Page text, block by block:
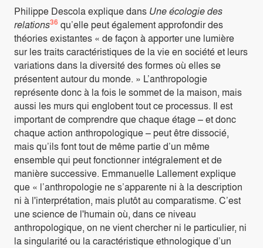
Philippe Descola explique dans Une écologie des
relations36 qu’elle peut également approfondir des
théories existantes « de façon à apporter une lumière
sur les traits caractéristiques de la vie en société et leurs
variations dans la diversité des formes où elles se
présentent autour du monde. » L’anthropologie
représente donc à la fois le sommet de la maison, mais
aussi les murs qui englobent tout ce processus. Il est
important de comprendre que chaque étage – et donc
chaque action anthropologique – peut être dissocié,
mais qu’ils font tout de même partie d’un même
ensemble qui peut fonctionner intégralement et de
manière successive. Emmanuelle Lallement explique
que « l’anthropologie ne s’apparente ni à la description
ni à l'interprétation, mais plutôt au comparatisme. C’est
une science de l'humain où, dans ce niveau
anthropologique, on ne vient chercher ni le particulier, ni
la singularité ou la caractéristique ethnologique d’un